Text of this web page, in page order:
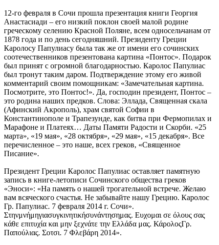
12-го февраля в Сочи прошла презентация книги Георгия
Анастасиади – его низкий поклон своей малой родине
греческому селению Красной Поляне, всем односельчанам от
1878 года и по день сегодняшний. Президенту Греции
Каролосу Папулиасу была так же от имени его сочинских
соотечественников презентована картина «Понтос». Подарок
был принят с огромной благодарностью. Каролос Папулиас
был тронут таким даром. Подтверждение этому его живой
комментарий своим помощникам: «Замечательная картина.
Посмотрите, это Понтос!». Да, господин президент, Понтос –
это родина наших предков. Слова: Эллада, Священная скала
(Афинский Акрополь), храм святой Софии в
Константинополе и Трапезунде, как битва при Фермопилах и
Марафоне и Платеях… Даты Памяти Радости и Скорби. «25
марта», «19 мая», «28 октября», «29 мая», «15 декабря». Все
перечисленное – это наше, всех греков, «Священное
Писание».
Президент Греции Каролос Папулиас оставляет памятную
запись в книге-летописи Сочинского общества греков
«Эноси»: «На память о нашей трогательной встрече. Желаю
вам всяческого счастья. Не забывайте нашу Грецию. Каролос
Гр. Папулиас. 7 февраля 2014 г. Сочи».
Στηνμνήμηγιασυγκινητικήσυνάντησημας. Ευχομαι σε όλους σας
κάθε επιτυχία και μην ξεχνάτε την Ελλάδα μας. ΚάρολοςΓρ.
Παπούλιας. Σοτσι. 7 Φλεβάρη 2014».